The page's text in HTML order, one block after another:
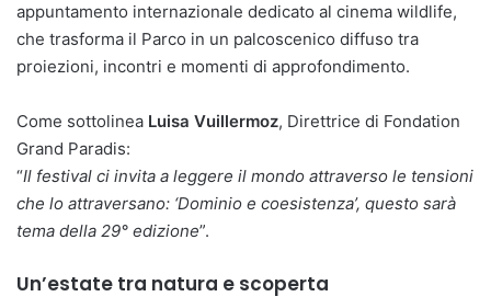
appuntamento internazionale dedicato al cinema wildlife,
che trasforma il Parco in un palcoscenico diffuso tra
proiezioni, incontri e momenti di approfondimento.
Come sottolinea Luisa Vuillermoz, Direttrice di Fondation
Grand Paradis:
“Il festival ci invita a leggere il mondo attraverso le tensioni
che lo attraversano: ‘Dominio e coesistenza’, questo sarà
tema della 29° edizione”.
Un’estate tra natura e scoperta